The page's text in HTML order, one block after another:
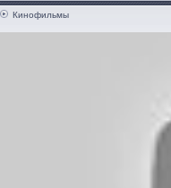
Кинофильмы